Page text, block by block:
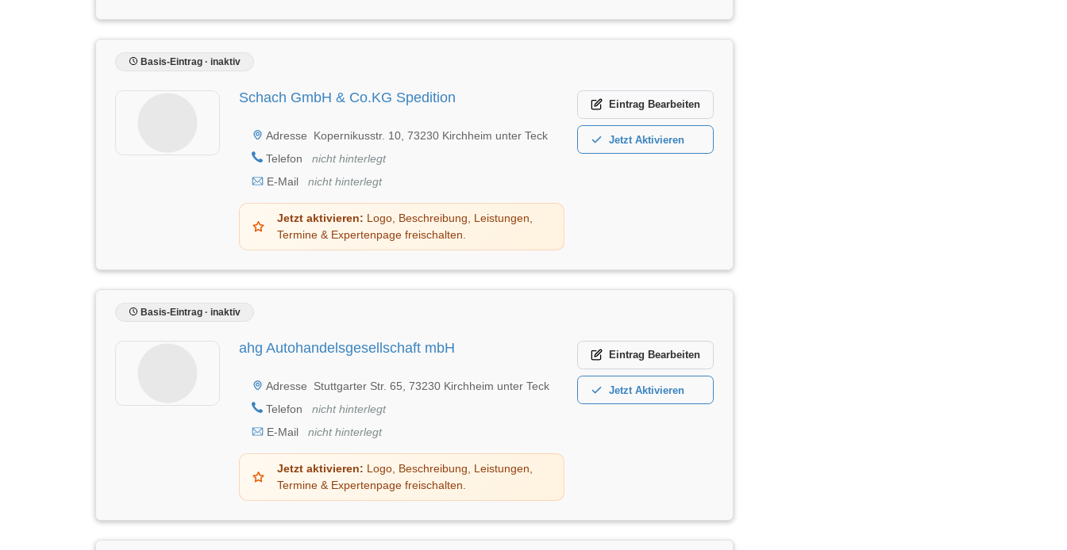
Basis-Eintrag · inaktiv
Schach GmbH & Co.KG Spedition
Adresse
Kopernikusstr. 10, 73230 Kirchheim unter Teck
Telefon
nicht hinterlegt
E-Mail
nicht hinterlegt
Jetzt aktivieren: Logo, Beschreibung, Leistungen,
Termine & Expertenpage freischalten.
Eintrag Bearbeiten
Jetzt Aktivieren
Basis-Eintrag · inaktiv
ahg Autohandelsgesellschaft mbH
Adresse
Stuttgarter Str. 65, 73230 Kirchheim unter Teck
Telefon
nicht hinterlegt
E-Mail
nicht hinterlegt
Jetzt aktivieren: Logo, Beschreibung, Leistungen,
Termine & Expertenpage freischalten.
Eintrag Bearbeiten
Jetzt Aktivieren